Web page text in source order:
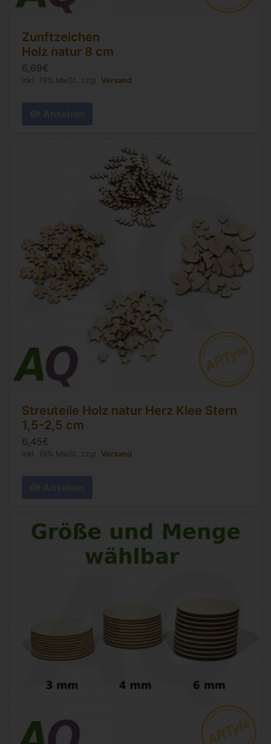
Zunftzeichen
Holz natur 8 cm
6,69€
inkl. 19% MwSt. zzgl. Versand
Ansehen
Streuteile Holz natur Herz Klee Stern
1,5-2,5 cm
6,45€
inkl. 19% MwSt. zzgl. Versand
Ansehen